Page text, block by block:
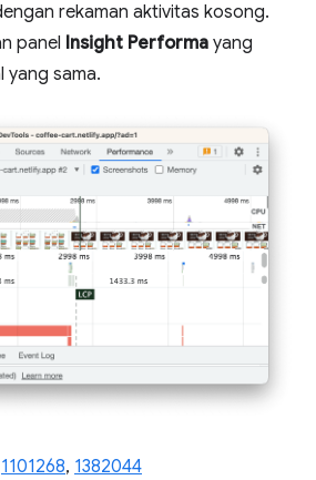
rekaman aktivitas kosong.
panel Insight Performa yang
yang sama.
1101268, 1382044